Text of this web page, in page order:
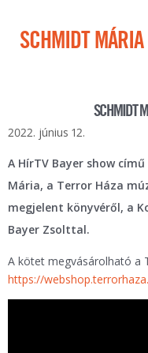
SCHMIDT MÁRIA
SCHMIDT
2022. június 12.
A HírTV Bayer show
Mária, a Terror Háza
megjelent könyvéről, a
Bayer Zsolttal.
A kötet megvásárolható a
https://